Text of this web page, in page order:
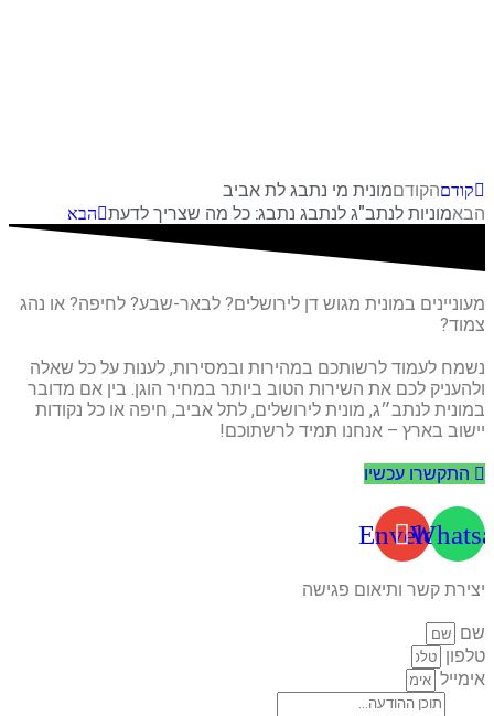
קודםהקודםמונית מי נתבג לת אביב
הבאמוניות לנתב"ג לנתבג נתבג: כל מה שצריך לדעת הבא
מעוניינים במונית מגוש דן לירושלים? לבאר-שבע? לחיפה? או נהג
צמוד?
נשמח לעמוד לרשותכם במהירות ובמסירות, לענות על כל שאלה
ולהעניק לכם את השירות הטוב ביותר במחיר הוגן. בין אם מדובר
במונית לנתב״ג, מונית לירושלים, לתל אביב, חיפה או כל נקודות
יישוב בארץ – אנחנו תמיד לרשתוכם!
התקשרו עכשיו
Envelope
יצירת קשר ותיאום פגישה
שם
טלפון
אימייל